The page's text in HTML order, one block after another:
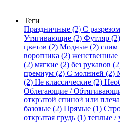
Теги
Праздничные (2) С
Утягивающие (2) Футляр (2)
цветов (2) Модные (2) слим
воротника (2) женственные
(2) мягкие (2) без рукавов
премиум (2) С молнией (2)
(2) Не классические (2)
Облегающие /
открытой спиной или
базовые (2) Прямые (1)
открытая грудь (1) теплые /